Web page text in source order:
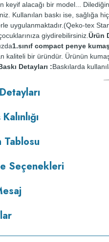
keyif alacağı bir model...
Kullanılan baskı ise, sağlığa
uygulanmaktadır.(Qeko-tex
giydirebilirsiniz. Ürün
1.sınıf compact penye kumaş
kaliteli bir üründür. Ürünün
Detayları :Baskılarda
maksimum 30
Tablosu
Seçenekleri